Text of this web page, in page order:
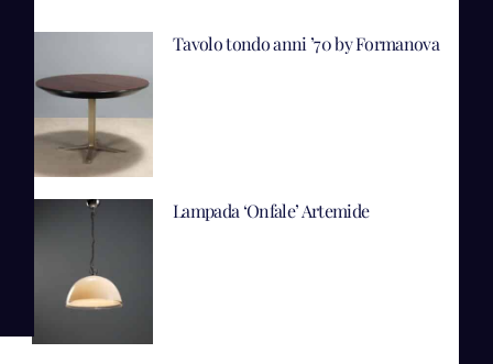
Tavolo tondo anni ’70 by Formanova
Lampada ‘Onfale’ Artemide